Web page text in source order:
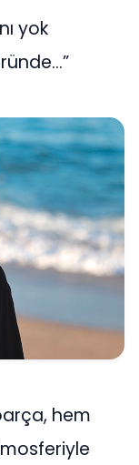
yok
hem